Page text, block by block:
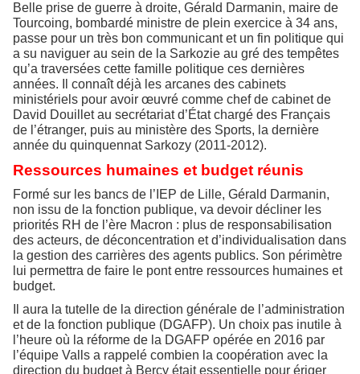
Belle prise de guerre à droite, Gérald Darmanin, maire de
Tourcoing, bombardé ministre de plein exercice à 34 ans,
passe pour un très bon communicant et un fin politique qui
a su naviguer au sein de la Sarkozie au gré des tempêtes
qu’a traversées cette famille politique ces dernières
années. Il connaît déjà les arcanes des cabinets
ministériels pour avoir œuvré comme chef de cabinet de
David Douillet au secrétariat d’État chargé des Français
de l’étranger, puis au ministère des Sports, la dernière
année du quinquennat Sarkozy (2011-2012).
Ressources humaines et budget réunis
Formé sur les bancs de l’IEP de Lille, Gérald Darmanin,
non issu de la fonction publique, va devoir décliner les
priorités RH de l’ère Macron : plus de responsabilisation
des acteurs, de déconcentration et d’individualisation dans
la gestion des carrières des agents publics. Son périmètre
lui permettra de faire le pont entre ressources humaines et
budget.
Il aura la tutelle de la direction générale de l’administration
et de la fonction publique (DGAFP). Un choix pas inutile à
l’heure où la réforme de la DGAFP opérée en 2016 par
l’équipe Valls a rappelé combien la coopération avec la
direction du budget à Bercy était essentielle pour ériger